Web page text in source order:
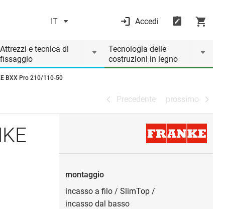
IT Accedi
Attrezzi e tecnica di
fissaggio
Tecnologia delle
costruzioni in legno
BXX Pro 210/110-50
Precedente prossimo
Precedente prossimo
montaggio
incasso a filo / SlimTop /
incasso dal basso